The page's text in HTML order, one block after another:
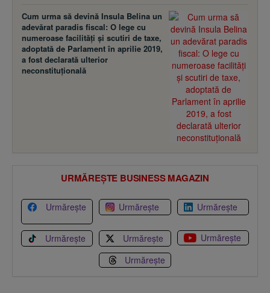
Cum urma să devină Insula Belina un
adevărat paradis fiscal: O lege cu
numeroase facilităţi şi scutiri de taxe,
adoptată de Parlament în aprilie 2019,
a fost declarată ulterior
neconstituţională
URMĂREȘTE BUSINESS MAGAZIN
Urmărește Urmărește Urmărește
Urmărește Urmărește
Urmărește
Urmărește